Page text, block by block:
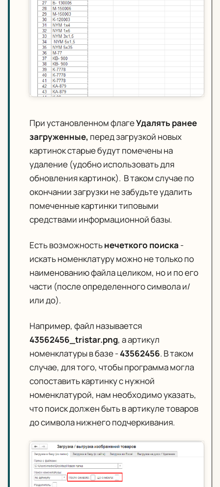
При установленном флагеУдалять ранее
загруженные, перед загрузкой новых
картинок старые будут помечены на
удаление (удобно использовать для
обновления картинок). В таком случае по
окончании загрузки не забудьте удалить
помеченные картинки типовыми
средствами информационной базы.
Есть возможностьнечеткого поиска -
искать номенклатуру можно не только по
наименованию файла целиком, но и по его
части (после определенного символа и/
или до).
Например, файл называется
43562456_tristar.png, а артикул
номенклатуры в базе -43562456. В таком
случае, для того, чтобы программа могла
сопоставить картинку с нужной
номенклатурой, нам необходимо указать,
что поиск должен быть в артикуле товаров
до символа нижнего подчеркивания.